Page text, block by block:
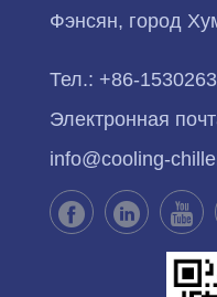
Фэнсян, город
Тел.: +86-
Электронная
info@cooling-